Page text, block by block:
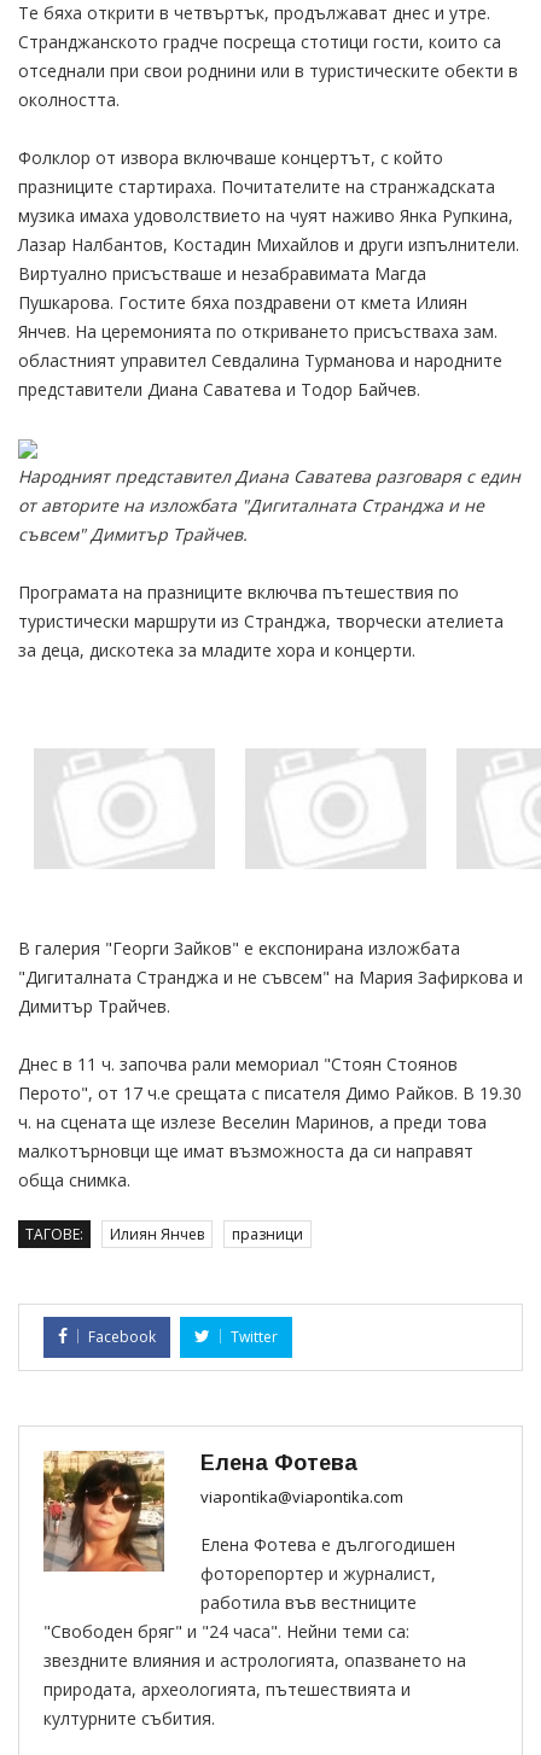
Те бяха открити в четвъртък, продължават днес и утре.
Странджанското градче посреща стотици гости, които са
отседнали при свои роднини или в туристическите обекти в
околността.
Фолклор от извора включваше концертът, с който
празниците стартираха. Почитателите на странжадската
музика имаха удоволствието на чуят наживо Янка Рупкина,
Лазар Налбантов, Костадин Михайлов и други изпълнители.
Виртуално присъстваше и незабравимата Магда
Пушкарова. Гостите бяха поздравени от кмета Илиян
Янчев. На церемонията по откриването присъстваха зам.
областният управител Севдалина Турманова и народните
представители Диана Саватева и Тодор Байчев.
Народният представител Диана Саватева разговаря с един
от авторите на изложбата "Дигиталната Странджа и не
съвсем" Димитър Трайчев.
Програмата на празниците включва пътешествия по
туристически маршрути из Странджа, творчески ателиета
за деца, дискотека за младите хора и концерти.
В галерия "Георги Зайков" е експонирана изложбата
"Дигиталната Странджа и не съвсем" на Мария Зафиркова и
Димитър Трайчев.
Днес в 11 ч. започва рали мемориал "Стоян Стоянов
Перото", от 17 ч.е срещата с писателя Димо Райков. В 19.30
ч. на сцената ще излезе Веселин Маринов, а преди това
малкотърновци ще имат възможноста да си направят
обща снимка.
ТАГОВЕ: Илиян Янчев празници
Facebook Twitter
Елена Фотева
viapontika@viapontika.com
Елена Фотева е дългогодишен
фоторепортер и журналист,
работила във вестниците
"Свободен бряг" и "24 часа". Нейни теми са:
звездните влияния и астрологията, опазването на
природата, археологията, пътешествията и
културните събития.